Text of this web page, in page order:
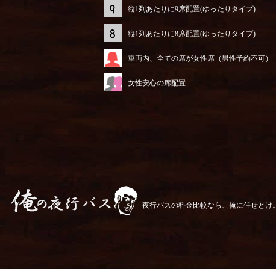
縦1列あたりに9席配置(ゆったりタイプ)
縦1列あたりに8席配置(ゆったりタイプ)
車両内、全ての席が女性席（男性予約不可）
女性安心の席配置
夜行バスの料金比較なら、俺に任せとけ。